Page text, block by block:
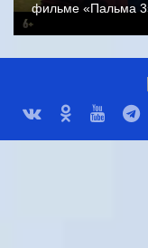
фильме «Пальма